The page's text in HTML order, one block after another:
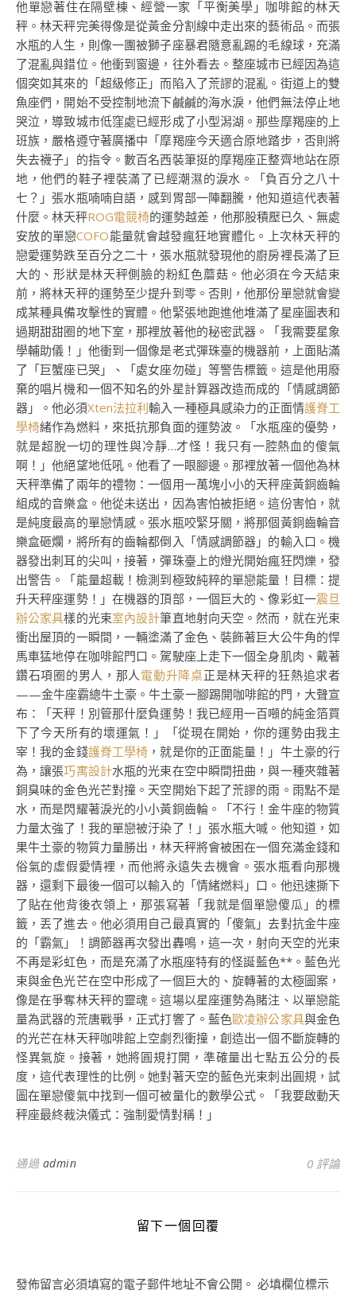
他單戀著住在隔壁棟、經營一家「平衡美學」咖啡館的林天
秤。林天秤完美得像是從黃金分割線中走出來的藝術品。而張
水瓶的人生，則像一團被獅子座暴君隨意亂踢的毛線球，充滿
了混亂與錯位。他衝到窗邊，往外看去。整座城市已經因為這
個突如其來的「超級修正」而陷入了荒謬的混亂。街道上的雙
魚座們，開始不受控制地流下鹹鹹的海水淚，他們無法停止地
哭泣，導致城市低窪處已經形成了小型潟湖。那些摩羯座的上
班族，嚴格遵守著廣播中「摩羯座今天適合原地踏步，否則將
失去襪子」的指令。數百名西裝筆挺的摩羯座正整齊地站在原
地，他們的鞋子裡裝滿了已經潮濕的淚水。「負百分之八十
七？」張水瓶喃喃自語，感到胃部一陣翻騰，他知道這代表著
什麼。林天秤ROG電競椅的運勢越差，他那股積壓已久、無處
安放的單戀COFO能量就會越發瘋狂地實體化。上次林天秤的
戀愛運勢跌至百分之二十，張水瓶就發現他的廚房裡長滿了巨
大的、形狀是林天秤側臉的粉紅色蘑菇。他必須在今天結束
前，將林天秤的運勢至少提升到零。否則，他那份單戀就會變
成某種具備攻擊性的實體。他緊張地跑進他堆滿了星座圖表和
過期甜甜圈的地下室，那裡放著他的秘密武器。「我需要星象
學輔助儀！」他衝到一個像是老式彈珠臺的機器前，上面貼滿
了「巨蟹座已哭」、「處女座勿碰」等警告標籤。這是他用廢
棄的唱片機和一個不知名的外星計算器改造而成的「情感調節
器」。他必須Xten法拉利輸入一種極具感染力的正面情護脊工
學椅緒作為燃料，來抵抗那負面的運勢波。「水瓶座的優勢，
就是超脫一切的理性與冷靜…才怪！我只有一腔熱血的傻氣
啊！」他絕望地低吼。他看了一眼腳邊。那裡放著一個他為林
天秤準備了兩年的禮物：一個用一萬塊小小的天秤座黃銅齒輪
組成的音樂盒。他從未送出，因為害怕被拒絕。這份害怕，就
是純度最高的單戀情感。張水瓶咬緊牙關，將那個黃銅齒輪音
樂盒砸爛，將所有的齒輪都倒入「情感調節器」的輸入口。機
器發出刺耳的尖叫，接著，彈珠臺上的燈光開始瘋狂閃爍，發
出警告。「能量超載！檢測到極致純粹的單戀能量！目標：提
升天秤座運勢！」在機器的頂部，一個巨大的、像彩虹一震旦
辦公家具樣的光束室內設計筆直地射向天空。然而，就在光束
衝出屋頂的一瞬間，一輛塗滿了金色、裝飾著巨大公牛角的悍
馬車猛地停在咖啡館門口。駕駛座上走下一個全身肌肉、戴著
鑽石項圈的男人，那人電動升降桌正是林天秤的狂熱追求者
——金牛座霸總牛土豪。牛土豪一腳踢開咖啡館的門，大聲宣
布：「天秤！別管那什麼負運勢！我已經用一百噸的純金箔買
下了今天所有的壞運氣！」「從現在開始，你的運勢由我主
宰！我的金錢護脊工學椅 ，就是你的正面能量！」牛土豪的行
為，讓張巧寓設計水瓶的光束在空中瞬間扭曲，與一種夾雜著
銅臭味的金色光芒對撞。天空開始下起了荒謬的雨。雨點不是
水，而是閃耀著淚光的小小黃銅齒輪。「不行！金牛座的物質
力量太強了！我的單戀被汙染了！」張水瓶大喊。他知道，如
果牛土豪的物質力量勝出，林天秤將會被困在一個充滿金錢和
俗氣的虛假愛情裡，而他將永遠失去機會。張水瓶看向那機
器，還剩下最後一個可以輸入的「情緒燃料」口。他迅速撕下
了貼在他背後衣領上，那張寫著「我就是個單戀傻瓜」的標
籤，丟了進去。他必須用自己最真實的「傻氣」去對抗金牛座
的「霸氣」！調節器再次發出轟鳴，這一次，射向天空的光束
不再是彩虹色，而是充滿了水瓶座特有的怪誕藍色**。藍色光
束與金色光芒在空中形成了一個巨大的、旋轉著的太極圖案，
像是在爭奪林天秤的靈魂。這場以星座運勢為賭注、以單戀能
量為武器的荒唐戰爭，正式打響了。藍色歐凌辦公家具與金色
的光芒在林天秤咖啡館上空劇烈衝撞，創造出一個不斷旋轉的
怪異氣旋。接著，她將圓規打開，準確量出七點五公分的長
度，這代表理性的比例。她對著天空的藍色光束刺出圓規，試
圖在單戀傻氣中找到一個可被量化的數學公式。「我要啟動天
秤座最終裁決儀式：強制愛情對稱！」
通過 admin 0 評論
留下一個回覆
發佈留言必須填寫的電子郵件地址不會公開。 必填欄位標示